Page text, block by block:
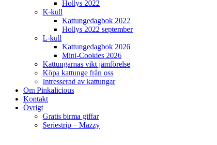
Hollys 2022
K-kull
Kattungedagbok 2022
Hollys 2022 september
L-kull
Kattungedagbok 2026
Mini-Cookies 2026
Kattungarnas vikt jämförelse
Köpa kattunge från oss
Intresserad av kattungar
Om Pinkalicious
Kontakt
Övrigt
Gratis birma giffar
Seriestrip – Mazzy